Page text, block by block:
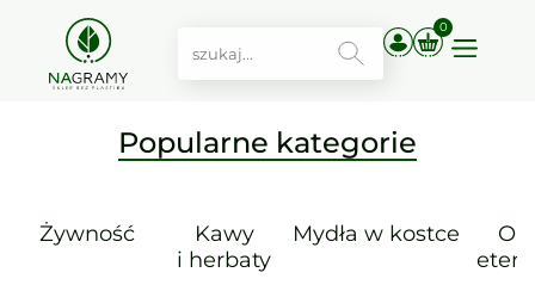
0
Popularne kategorie
Żywność
Kawy
i herbaty
Mydła w kostce